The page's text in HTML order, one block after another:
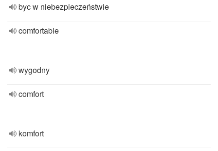
byc w niebezpieczeństwie
comfortable
wygodny
comfort
komfort